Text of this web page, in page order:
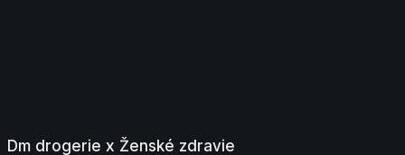
Dm drogerie x Ženské zdravie